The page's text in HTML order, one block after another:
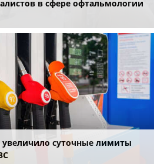
в сфере офтальмологии
увеличило суточные лимиты